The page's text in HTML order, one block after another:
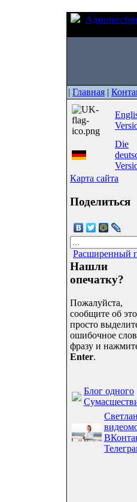
| Главная |
Die
Карта сайта
Поделиться
Расширенный
Нашли
опечатку?
Пожалуйста,
сообщите об
просто
ошибочное
фразу и
Enter.
Блог одного